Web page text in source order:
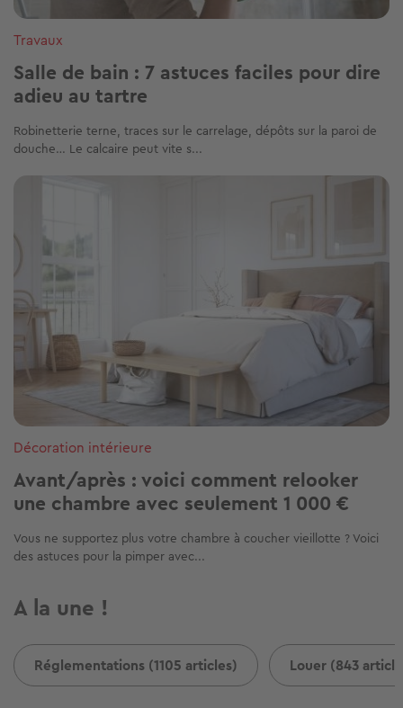
Travaux
Salle de bain : 7 astuces faciles pour dire
adieu au tartre
Robinetterie terne, traces sur le carrelage, dépôts sur la paroi de
douche… Le calcaire peut vite s...
Décoration intérieure
Avant/après : voici comment relooker
une chambre avec seulement 1 000 €
Vous ne supportez plus votre chambre à coucher vieillotte ? Voici
des astuces pour la pimper avec...
A la une !
Réglementations (1105 articles) Louer (843